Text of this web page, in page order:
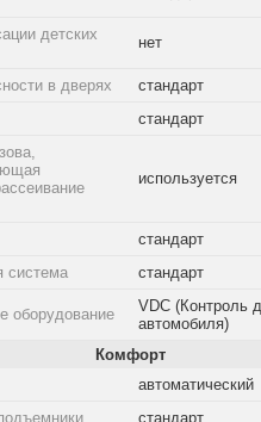
детских
нет
в дверях
стандарт
стандарт
используется
стандарт
система
стандарт
оборудование
VDC (Контроль
автомобиля)
Комфорт
автоматический
стандарт